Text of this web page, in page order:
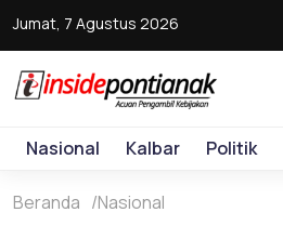
Jumat, 7 Agustus 2026
Nasional Kalbar Politik
Beranda Nasional